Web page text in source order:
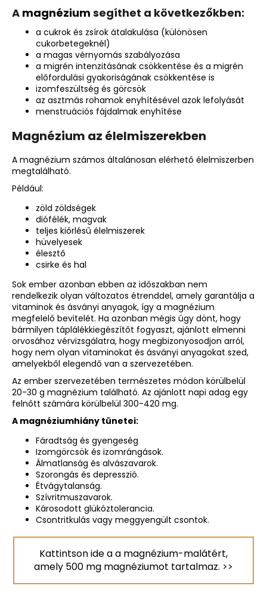
A magnézium segíthet a következőkben:
a cukrok és zsírok átalakulása (különösen
cukorbetegeknél)
a magas vérnyomás szabályozása
a migrén intenzitásának csökkentése és a migrén
előfordulási gyakoriságának csökkentése is
izomfeszültség és görcsök
az asztmás rohamok enyhítésével azok lefolyását
menstruációs fájdalmak enyhítése
Magnézium az élelmiszerekben
A magnézium számos általánosan elérhető élelmiszerben
megtalálható.
Például:
zöld zöldségek
diófélék, magvak
teljes kiőrlésű élelmiszerek
hüvelyesek
élesztő
csirke és hal
Sok ember azonban ebben az időszakban nem
rendelkezik olyan változatos étrenddel, amely garantálja a
vitaminok és ásványi anyagok, így a magnézium
megfelelő bevitelét. Ha azonban mégis úgy dönt, hogy
bármilyen táplálékkiegészítőt fogyaszt, ajánlott elmenni
orvosához vérvizsgálatra, hogy megbizonyosodjon arról,
hogy nem olyan vitaminokat és ásványi anyagokat szed,
amelyekből elegendő van a szervezetében.
Az ember szervezetében természetes módon körülbelül
20-30 g magnézium található. Az ajánlott napi adag egy
felnőtt számára körülbelül 300-420 mg.
A magnéziumhiány tünetei:
Fáradtság és gyengeség
Izomgörcsök és izomrángások.
Álmatlanság és alvászavarok.
Szorongás és depresszió.
Étvágytalanság.
Szívritmuszavarok.
Károsodott glükóztolerancia.
Csontritkulás vagy meggyengült csontok.
Kattintson ide a a magnézium-malátért,
amely 500 mg magnéziumot tartalmaz. >>